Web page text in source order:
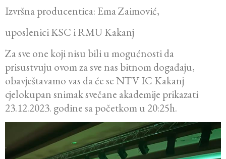
Izvršna producentica: Ema Zaimović,
uposlenici KSC i RMU Kakanj
Za sve one koji nisu bili u mogućnosti da
prisustvuju ovom za sve nas bitnom događaju,
obavještavamo vas da će se NTV IC Kakanj
cjelokupan snimak svečane akademije prikazati
23.12.2023. godine sa početkom u 20:25h.